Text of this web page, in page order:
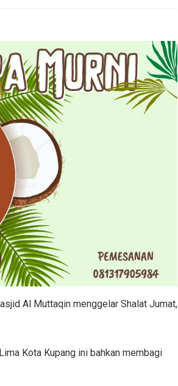
Al Muttaqin menggelar Shalat Jumat,
Kota Kupang ini bahkan membagi